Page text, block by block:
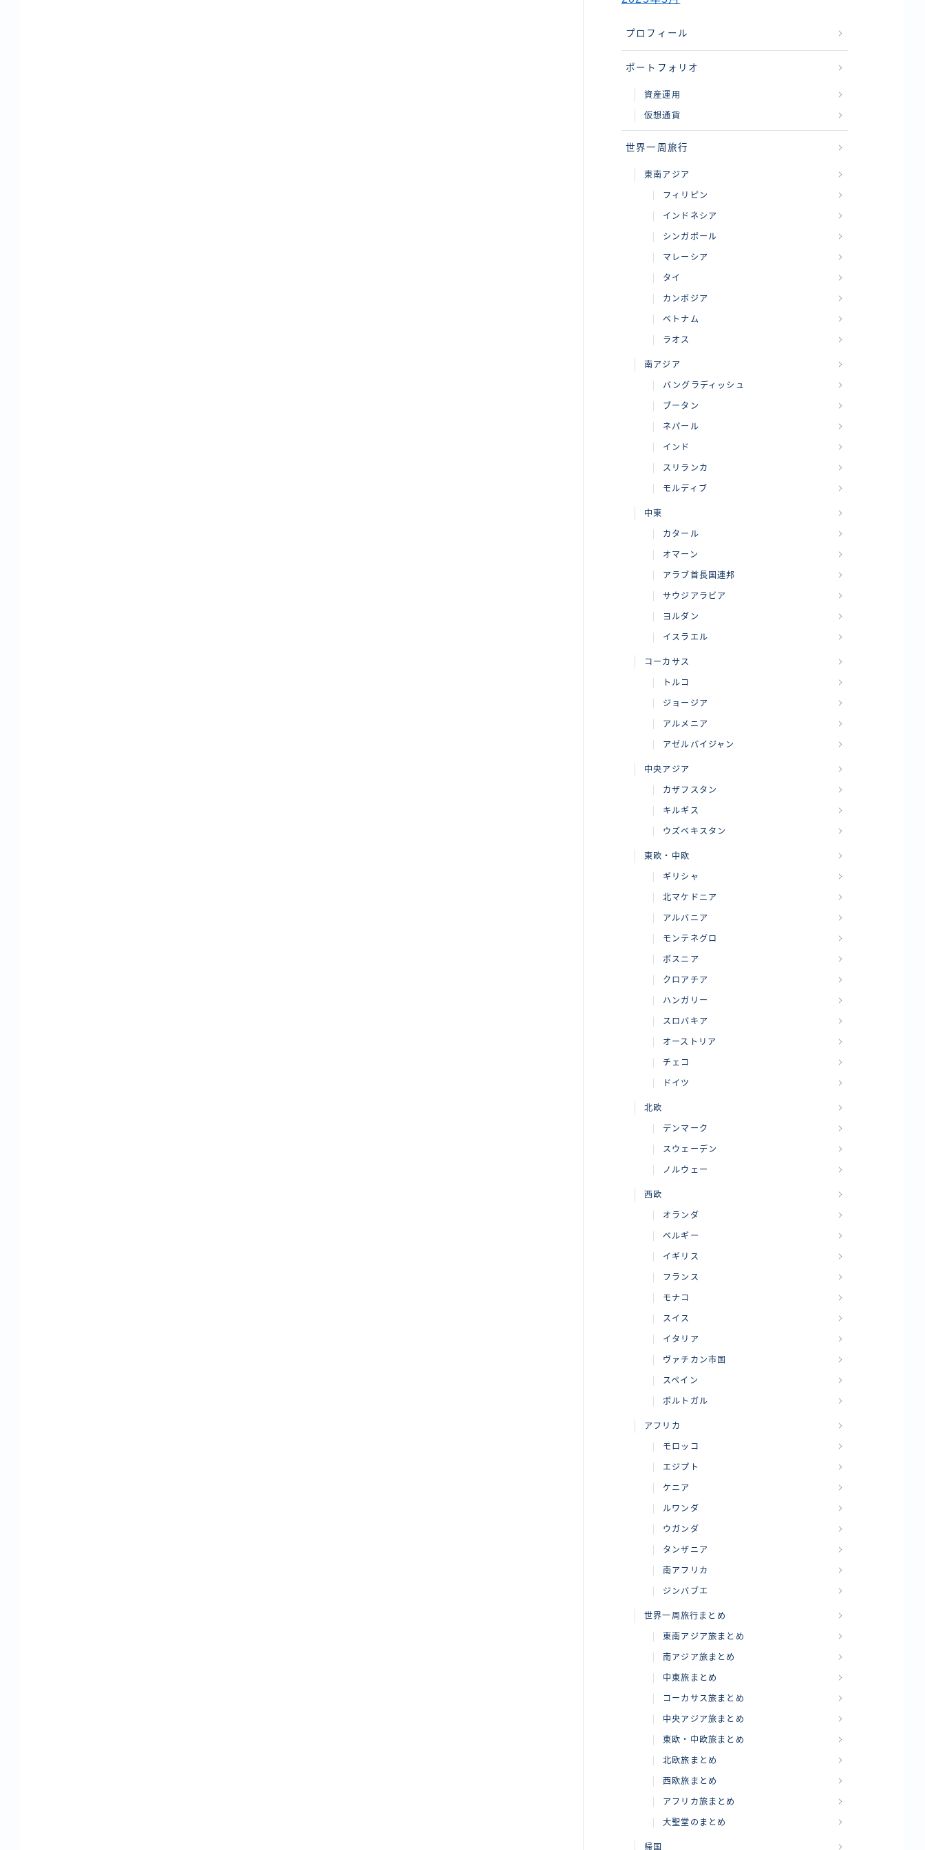
プロフィール
ポートフォリオ
資産運用
仮想通貨
世界一周旅行
東南アジア
フィリピン
インドネシア
シンガポール
マレーシア
タイ
カンボジア
ベトナム
ラオス
南アジア
バングラディッシュ
ブータン
ネパール
インド
スリランカ
モルディブ
中東
カタール
オマーン
アラブ首長国連邦
サウジアラビア
ヨルダン
イスラエル
コーカサス
トルコ
ジョージア
アルメニア
アゼルバイジャン
中央アジア
カザフスタン
キルギス
ウズベキスタン
東欧・中欧
ギリシャ
北マケドニア
アルバニア
モンテネグロ
ボスニア
クロアチア
ハンガリー
スロバキア
オーストリア
チェコ
ドイツ
北欧
デンマーク
スウェーデン
ノルウェー
西欧
オランダ
ベルギー
イギリス
フランス
モナコ
スイス
イタリア
ヴァチカン市国
スペイン
ポルトガル
アフリカ
モロッコ
エジプト
ケニア
ルワンダ
ウガンダ
タンザニア
南アフリカ
ジンバブエ
世界一周旅行まとめ
東南アジア旅まとめ
南アジア旅まとめ
中東旅まとめ
コーカサス旅まとめ
中央アジア旅まとめ
東欧・中欧旅まとめ
北欧旅まとめ
西欧旅まとめ
アフリカ旅まとめ
大聖堂のまとめ
帰国